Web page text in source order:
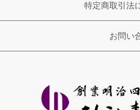
特定商取引法
お問い